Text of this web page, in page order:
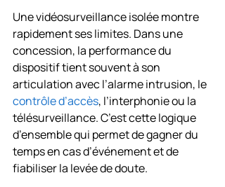
Une vidéosurveillance isolée montre
rapidement ses limites. Dans une
concession, la performance du
dispositif tient souvent à son
articulation avec l’alarme intrusion, le
contrôle d’accès, l’interphonie ou la
télésurveillance. C’est cette logique
d’ensemble qui permet de gagner du
temps en cas d’événement et de
fiabiliser la levée de doute.